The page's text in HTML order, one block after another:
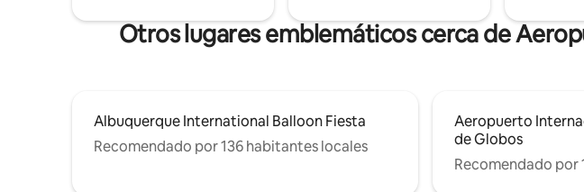
Otros lugares emblemáticos cerca de
Albuquerque International Balloon Fiesta
Recomendado por 136 habitantes locales
Aeropuerto
de Globos
Recomendado por